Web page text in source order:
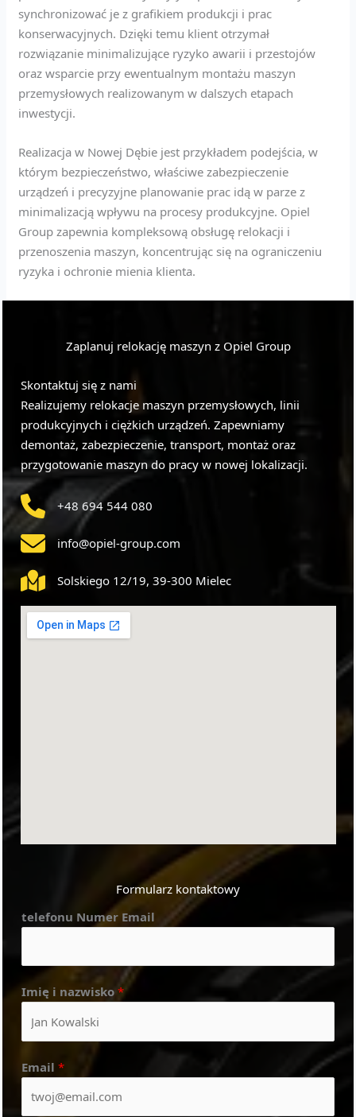
synchronizować je z grafikiem produkcji i prac
konserwacyjnych. Dzięki temu klient otrzymał
rozwiązanie minimalizujące ryzyko awarii i przestojów
oraz wsparcie przy ewentualnym montażu maszyn
przemysłowych realizowanym w dalszych etapach
inwestycji.
Realizacja w Nowej Dębie jest przykładem podejścia, w
którym bezpieczeństwo, właściwe zabezpieczenie
urządzeń i precyzyjne planowanie prac idą w parze z
minimalizacją wpływu na procesy produkcyjne. Opiel
Group zapewnia kompleksową obsługę relokacji i
przenoszenia maszyn, koncentrując się na ograniczeniu
ryzyka i ochronie mienia klienta.
Zaplanuj relokację maszyn z Opiel Group
Skontaktuj się z nami
Realizujemy relokacje maszyn przemysłowych, linii
produkcyjnych i ciężkich urządzeń. Zapewniamy
demontaż, zabezpieczenie, transport, montaż oraz
przygotowanie maszyn do pracy w nowej lokalizacji.
+48 694 544 080
info@opiel-group.com
Solskiego 12/19, 39-300 Mielec
Formularz kontaktowy
telefonu Numer Email
Imię i nazwisko *
Email *